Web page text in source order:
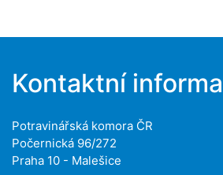
Kontaktní
Potravinářská komora ČR
Počernická 96/272
Praha 10 - Malešice